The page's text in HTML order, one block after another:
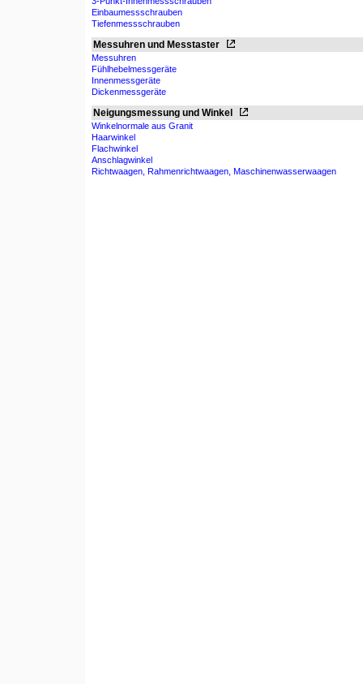
Einbaumessschrauben
Tiefenmessschrauben
Messuhren und Messtaster
Messuhren
Fühlhebelmessgeräte
Innenmessgeräte
Dickenmessgeräte
Neigungsmessung und Winkel
Winkelnormale aus Granit
Haarwinkel
Flachwinkel
Anschlagwinkel
Richtwaagen, Rahmenrichtwaagen, Maschinenwasserwaagen